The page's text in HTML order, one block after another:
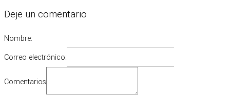
Deje un comentario
Nombre:
Correo electrónico:
Comentarios